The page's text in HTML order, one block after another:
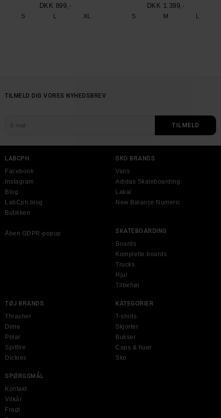
DKK 899,-
S L XL
DKK 1.399,-
S M L
TILMELD DIG VORES NYHEDSBREV
LABCPH
Facebook
Instagram
Blog
LabCph blog
Butikken
Åben GDPR-popup
SKO BRANDS
Vans
Adidas Skateboarding
Lakai
New Balance Numeric
SKATEBOARDING
Boards
Komplette boards
Trucks
Hjul
Tilbehør
TØJ BRANDS
Thrasher
Dime
Polar
Spitfire
Dickies
KATEGORIER
T-shirts
Skjorter
Bukser
Caps & huer
Sko
SPØRGSMÅL
Kontakt
Vilkår
Fragt